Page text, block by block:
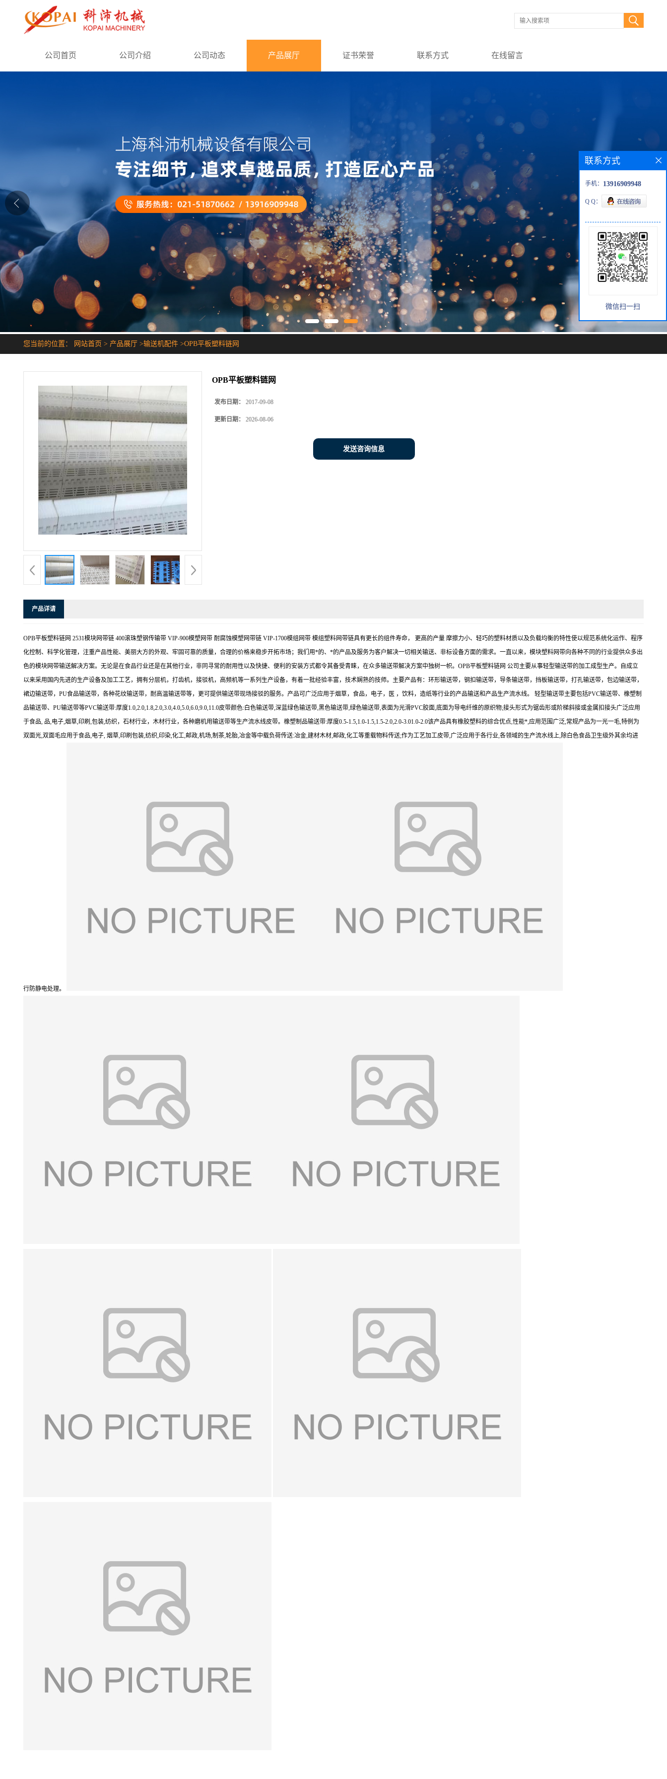
公司首页
公司首页 公司介绍 公司动态 产品展厅 证书荣誉 联系方式 在线留言
您当前的位置： 网站首页 > 产品展厅 >输送机配件 >OPB平板塑料链网
OPB平板塑料链网
发布日期： 2017-09-08
更新日期： 2026-08-06
发送咨询信息
产品详请
OPB平板塑料链网 2531模块网带链 400滚珠塑钢传输带 VIP-900模塑网带 耐腐蚀模塑网带链 VIP-1700模组网带 模组塑料网带链具有更长的组件寿命， 更高的产量 摩擦力小、轻巧的塑料材质以及负载均衡的特性使以规范系统化运作、程序
化控制、科学化管理，注重产品性能、美丽大方的外观、牢固可靠的质量，合理的价格来稳步开拓市场；我们用*的、*的产品及服务为客户解决一切相关输送、非标设备方面的需求。一直以来，模块塑料网带向各种不同的行业提供众多出
色的模块网带输送解决方案。无论是在食品行业还是在其他行业，非同寻常的耐用性以及快捷、便利的安装方式都令其备受青睐，在众多输送带解决方案中独树一帜。OPB平板塑料链网 公司主要从事轻型输送带的加工成型生产。自成立
以来采用国内先进的生产设备及加工工艺，拥有分层机，打齿机，接驳机，高频机等一系列生产设备，有着一批经验丰富，技术娴熟的技师。主要产品有：环形输送带，钢扣输送带，导条输送带，挡板输送带，打孔输送带，包边输送带，
裙边输送带，PU食品输送带，各种花纹输送带，耐高温输送带等，更可提供输送带现场接驳的服务。产品可广泛应用于烟草，食品，电子，医 ，饮料，造纸等行业的产品输送和产品生产流水线。 轻型输送带主要包括PVC输送带、橡塑制
品输送带、PU输送带等PVC输送带:厚度1.0,2.0,1.8,2.0,3.0,4.0,5.0,6.0,9.0,11.0皮带颜色:白色输送带,深蓝绿色输送带,黑色输送带,绿色输送带,表面为光滑PVC胶面,底面为导电纤维的原织物;接头形式为锯齿形或阶梯斜接或金属扣接头广泛应用
于食品, 品,电子,烟草,印刷,包装,纺织，石材行业，木材行业，各种磨机用输送带等生产流水线皮带。橡塑制品输送带:厚度0.5-1.5,1.0-1.5,1.5-2.0,2.0-3.01.0-2.0该产品具有橡胶塑料的综合优点,性能*,应用范围广泛,常规产品为一光一毛,特例为
双面光,双面毛应用于食品,电子, 烟草,印刷包装,纺织,印染,化工,邮政,机场,制茶,轮胎,冶金等中载负荷传送:冶金,建材木材,邮政,化工等重载物料传送;作为工艺加工皮带,广泛应用于各行业,各领域的生产流水线上,除白色食品卫生级外其余均进
行防静电处理。
联系方式
手机： 13916909948
Q Q：
微信扫一扫